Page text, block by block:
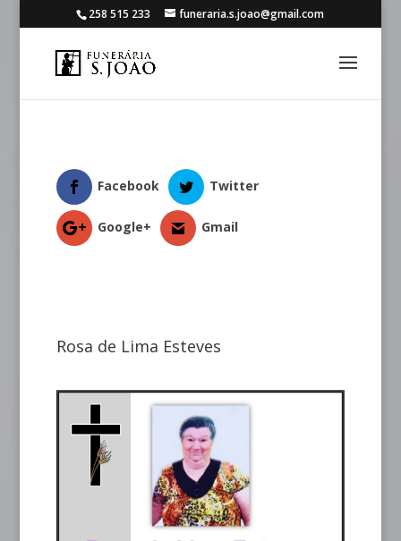
258 515 233 funeraria.s.joao@gmail.com
Facebook Twitter
Google+ Gmail
Rosa de Lima Esteves